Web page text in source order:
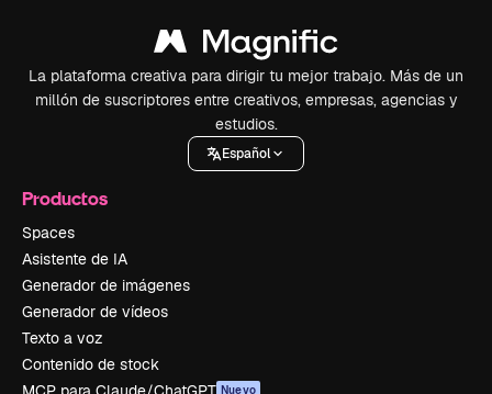
La plataforma creativa para dirigir tu mejor trabajo. Más de un
millón de suscriptores entre creativos, empresas, agencias y
estudios.
Español
Productos
Spaces
Asistente de IA
Generador de imágenes
Generador de vídeos
Texto a voz
Contenido de stock
Nuevo